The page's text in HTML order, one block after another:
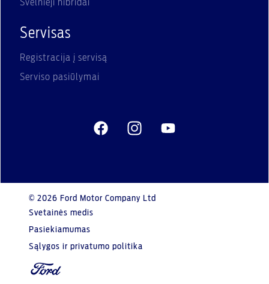
Švelnieji hibridai
Servisas
Registracija į servisą
Serviso pasiūlymai
© 2026 Ford Motor Company Ltd
Svetainės medis
Pasiekiamumas
Sąlygos ir privatumo politika